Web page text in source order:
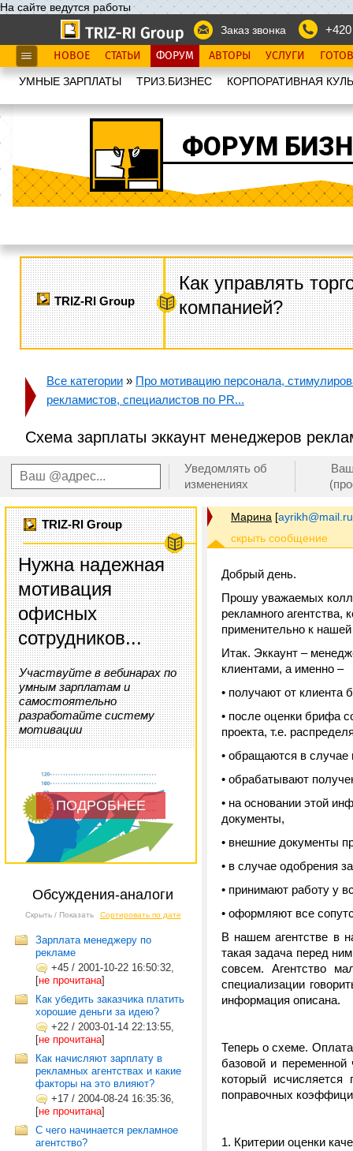
На сайте ведутся работы
Заказ звонка
НОВОЕ СТАТЬИ ФОРУМ АВТОРЫ УСЛУГИ
УМНЫЕ ЗАРПЛАТЫ ТРИЗ.БИЗНЕС КОРПОРАТИВНАЯ
ФОРУМ
TRIZ-RI Group
Как управлять
компанией?
Все категории » Про мотивацию персонала,
рекламистов, специалистов по PR...
Схема зарплаты эккаунт менеджеров
Уведомлять об
изменениях
TRIZ-RI Group
Нужна надежная
мотивация
офисных
сотрудников...
Участвуйте в вебинарах по
умным зарплатам и
самостоятельно
разработайте систему
мотивации
ПОДРОБНЕЕ
Обсуждения-аналоги
Скрыть / Показать Сортировать по дате
Зарплата менеджеру по
рекламе
+45 / 2001-10-22 16:50:32,
[не прочитана]
Как убедить заказчика платить
хорошие деньги за идею?
+22 / 2003-01-14 22:13:55,
[не прочитана]
Как начисляют зарплату в
рекламных агентствах и какие
факторы на это влияют?
+17 / 2004-08-24 16:35:36,
[не прочитана]
C чего начинается рекламное
агентство?
Марина [ayrikh@mail.ru
Добрый день.
Прошу уважаемых
рекламного
применительно к
Итак. Эккаунт –
клиентами, а именно –
• получают от клиента
• после оценки брифа
проекта, т.е.
• обращаются в случае
• обрабатывают
• на основании этой
документы,
• внешние документы
• в случае одобрения
• принимают работу у
• оформляют все
В нашем агентстве в
такая задача перед
совсем. Агентство
специализации
информация описана.
Теперь о схеме.
базовой и переменной
который
поправочных
1. Критерии оценки